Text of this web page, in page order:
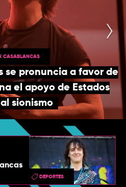
CASABLANCAS
se pronuncia a favor de
el apoyo de Estados
sionismo
DEPORTES